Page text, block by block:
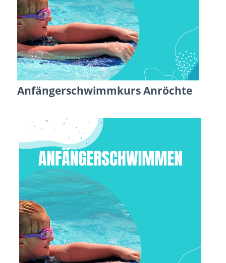
Anfängerschwimmkurs Anröchte